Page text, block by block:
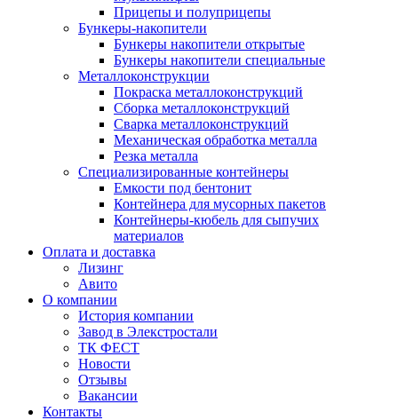
Прицепы и полуприцепы
Бункеры-накопители
Бункеры накопители открытые
Бункеры накопители специальные
Металлоконструкции
Покраска металлоконструкций
Сборка металлоконструкций
Сварка металлоконструкций
Механическая обработка металла
Резка металла
Специализированные контейнеры
Емкости под бентонит
Контейнера для мусорных пакетов
Контейнеры-кюбель для сыпучих
материалов
Оплата и доставка
Лизинг
Авито
О компании
История компании
Завод в Элекстростали
ТК ФЕСТ
Новости
Отзывы
Вакансии
Контакты